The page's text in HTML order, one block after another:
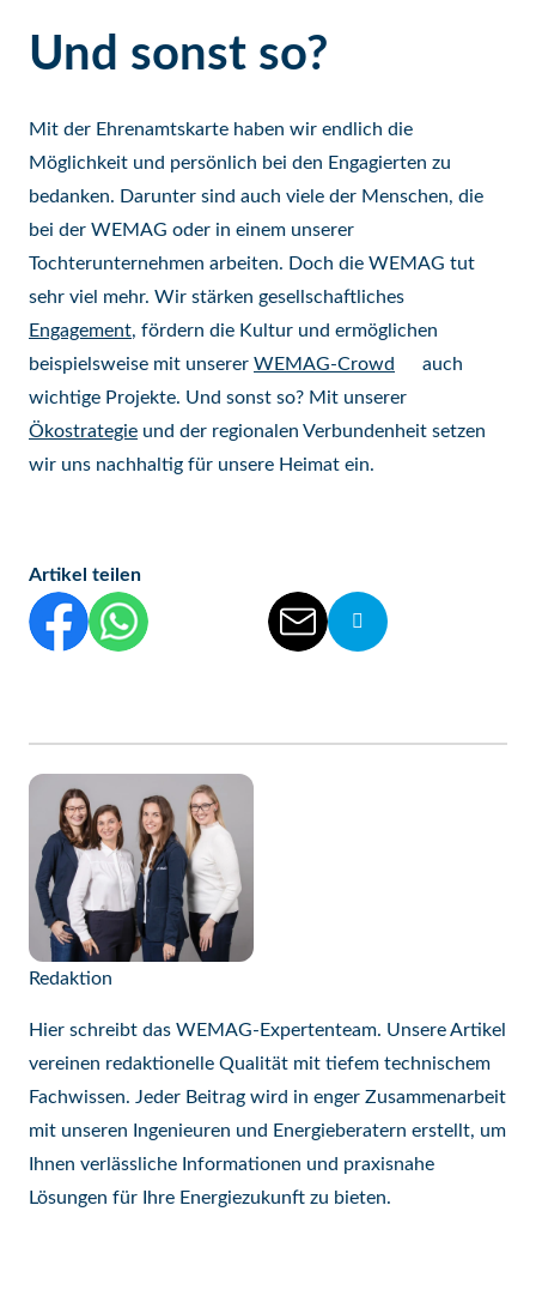
Und sonst so?
Mit der Ehrenamtskarte haben wir endlich die
Möglichkeit und persönlich bei den Engagierten zu
bedanken. Darunter sind auch viele der Menschen, die
bei der WEMAG oder in einem unserer
Tochterunternehmen arbeiten. Doch die WEMAG tut
sehr viel mehr. Wir stärken gesellschaftliches
Engagement, fördern die Kultur und ermöglichen
beispielsweise mit unserer WEMAG-Crowd
auch
wichtige Projekte. Und sonst so? Mit unserer
Ökostrategie und der regionalen Verbundenheit setzen
wir uns nachhaltig für unsere Heimat ein.
Artikel teilen
Diesen Beitrag auf Facebook teilen
Diesen Beitrag auf WhatsApp teilen
Diesen Beitrag auf Threads teilen
Diesen Beitrag auf linkedIn teilen
Diesen Beitrag per E-Mail
Die Url von diesem
Redaktion
Hier schreibt das WEMAG-Expertenteam. Unsere Artikel
vereinen redaktionelle Qualität mit tiefem technischem
Fachwissen. Jeder Beitrag wird in enger Zusammenarbeit
mit unseren Ingenieuren und Energieberatern erstellt, um
Ihnen verlässliche Informationen und praxisnahe
Lösungen für Ihre Energiezukunft zu bieten.